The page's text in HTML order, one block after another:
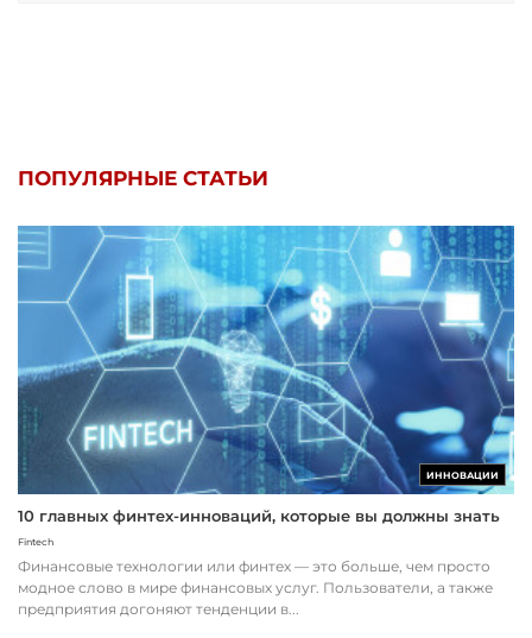
ПОПУЛЯРНЫЕ СТАТЬИ
ИННОВАЦИИ
10 главных финтех-инноваций, которые вы должны знать
Fintech
Финансовые технологии или финтех — это больше, чем просто
модное слово в мире финансовых услуг. Пользователи, а также
предприятия догоняют тенденции в...